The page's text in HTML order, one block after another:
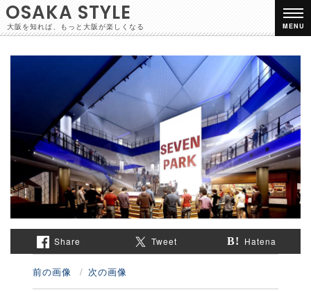
OSAKA STYLE
大阪を知れば、もっと大阪が楽しくなる MENU
Share Tweet Hatena
前の画像 次の画像